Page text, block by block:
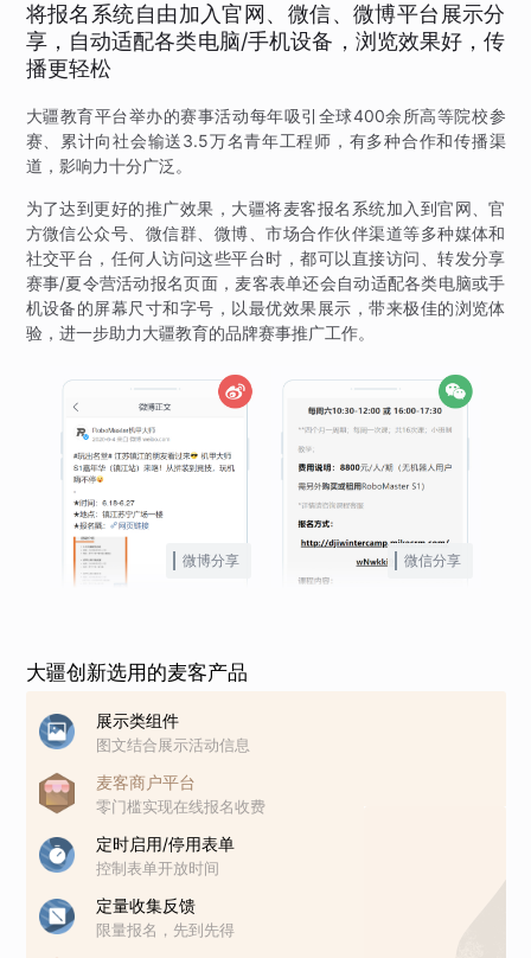
将报名系统自由加入官网、微信、微博平台展示分
享，自动适配各类电脑/手机设备，浏览效果好，传
播更轻松
大疆教育平台举办的赛事活动每年吸引全球400余所高等院校参
赛、累计向社会输送3.5万名青年工程师，有多种合作和传播渠
道，影响力十分广泛。
为了达到更好的推广效果，大疆将麦客报名系统加入到官网、官
方微信公众号、微信群、微博、市场合作伙伴渠道等多种媒体和
社交平台，任何人访问这些平台时，都可以直接访问、转发分享
赛事/夏令营活动报名页面，麦客表单还会自动适配各类电脑或手
机设备的屏幕尺寸和字号，以最优效果展示，带来极佳的浏览体
验，进一步助力大疆教育的品牌赛事推广工作。
微博分享 微信分享
大疆创新选用的麦客产品
展示类组件
图文结合展示活动信息
麦客商户平台
零门槛实现在线报名收费
定时启用/停用表单
控制表单开放时间
定量收集反馈
限量报名，先到先得